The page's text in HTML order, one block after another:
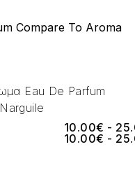
Compare To Aroma
Eau De Parfum
10.00€ -
10.00€ -